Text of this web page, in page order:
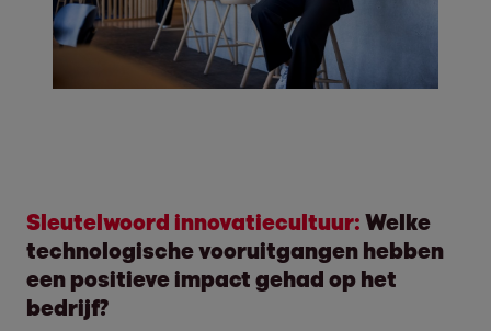
Sleutelwoord innovatiecultuur: Welke
technologische vooruitgangen hebben
een positieve impact gehad op het
bedrijf?